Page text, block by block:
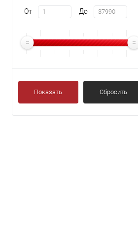
От До
Показать Сбросить